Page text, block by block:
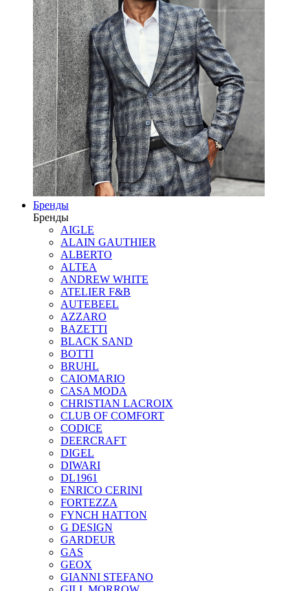
Бренды
Бренды
AIGLE
ALAIN GAUTHIER
ALBERTO
ALTEA
ANDREW WHITE
ATELIER F&B
AUTEBEEL
AZZARO
BAZETTI
BLACK SAND
BOTTI
BRUHL
CAIOMARIO
CASA MODA
CHRISTIAN LACROIX
CLUB OF COMFORT
CODICE
DEERCRAFT
DIGEL
DIWARI
DL1961
ENRICO CERINI
FORTEZZA
FYNCH HATTON
G DESIGN
GARDEUR
GAS
GEOX
GIANNI STEFANO